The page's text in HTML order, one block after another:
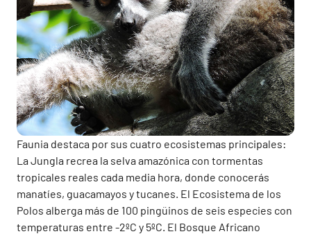
Faunia destaca por sus cuatro ecosistemas principales:
La Jungla recrea la selva amazónica con tormentas
tropicales reales cada media hora, donde conocerás
manatíes, guacamayos y tucanes. El Ecosistema de los
Polos alberga más de 100 pingüinos de seis especies con
temperaturas entre -2ºC y 5ºC. El Bosque Africano